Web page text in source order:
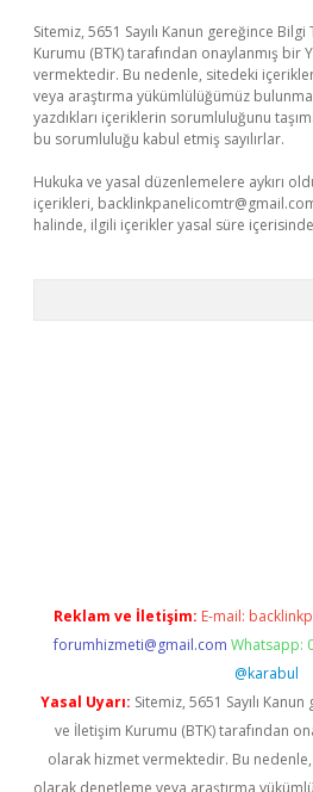
Sitemiz, 5651 Sayılı Kanun gereğince
Kurumu (BTK) tarafından onaylanmış bir
vermektedir. Bu nedenle, sitedeki
veya araştırma yükümlülüğümüz
yazdıkları içeriklerin sorumluluğunu
bu sorumluluğu kabul etmiş sayılırlar.
Hukuka ve yasal düzenlemelere aykırı
içerikleri,
halinde, ilgili içerikler yasal süre
Reklam ve İletişim: E-mail:
forumhizmeti@gmail.com Whatsapp:
@karabul
Yasal Uyarı: Sitemiz, 5651 Sayılı
ve İletişim Kurumu (BTK) tarafından
olarak hizmet vermektedir. Bu
olarak denetleme veya araştırma